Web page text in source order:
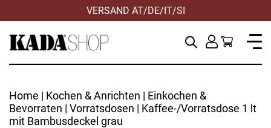
VERSAND AT/DE/IT/SI
Home | Kochen & Anrichten | Einkochen &
Bevorraten | Vorratsdosen | Kaffee-/Vorratsdose 1 lt
mit Bambusdeckel grau